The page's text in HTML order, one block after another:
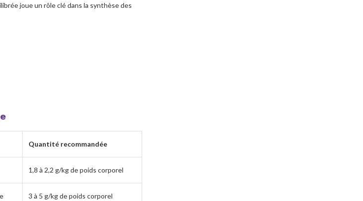
joue un rôle clé dans la synthèse des
Quantité recommandée
1,8 à 2,2 g/kg de poids corporel
3 à 5 g/kg de poids corporel